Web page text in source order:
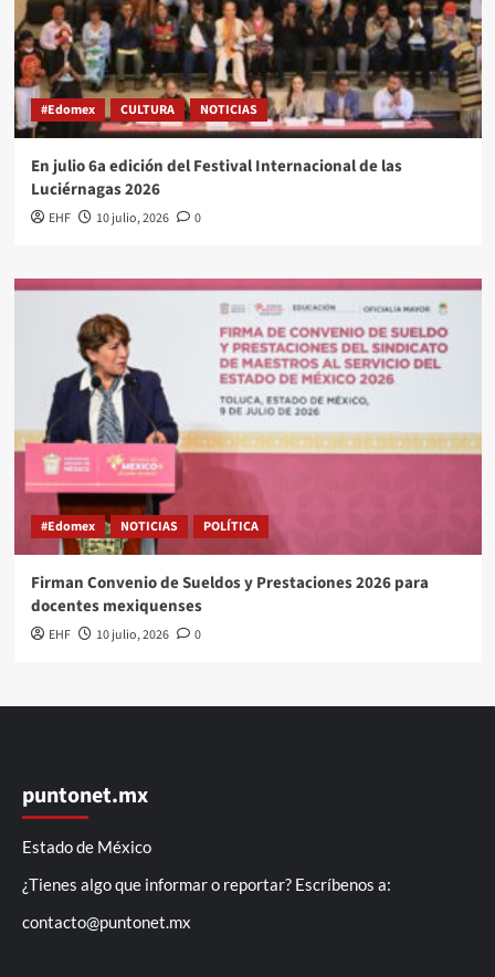
#Edomex CULTURA NOTICIAS
En julio 6a edición del Festival Internacional de las
Luciérnagas 2026
EHF 10 julio, 2026 0
#Edomex NOTICIAS POLÍTICA
Firman Convenio de Sueldos y Prestaciones 2026 para
docentes mexiquenses
EHF 10 julio, 2026 0
puntonet.mx
Estado de México
¿Tienes algo que informar o reportar? Escríbenos a:
contacto@puntonet.mx